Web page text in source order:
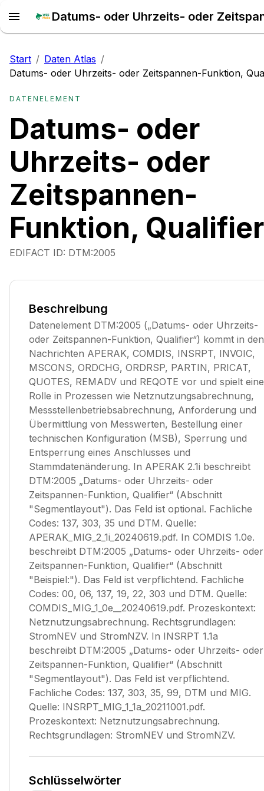
Start / Daten Atlas /
Datums- oder Uhrzeits- oder Zeitspannen-Funktion,
DATENELEMENT
Datums- oder
Uhrzeits- oder
Zeitspannen-
Funktion, Qualifier
EDIFACT ID: DTM:2005
Beschreibung
Datenelement DTM:2005 („Datums- oder Uhrzeits-
oder Zeitspannen-Funktion, Qualifier“) kommt in den
Nachrichten APERAK, COMDIS, INSRPT, INVOIC,
MSCONS, ORDCHG, ORDRSP, PARTIN, PRICAT,
QUOTES, REMADV und REQOTE vor und spielt eine
Rolle in Prozessen wie Netznutzungsabrechnung,
Messstellenbetriebsabrechnung, Anforderung und
Übermittlung von Messwerten, Bestellung einer
technischen Konfiguration (MSB), Sperrung und
Entsperrung eines Anschlusses und
Stammdatenänderung. In APERAK 2.1i beschreibt
DTM:2005 „Datums- oder Uhrzeits- oder
Zeitspannen-Funktion, Qualifier“ (Abschnitt
"Segmentlayout"). Das Feld ist optional. Fachliche
Codes: 137, 303, 35 und DTM. Quelle:
APERAK_MIG_2_1i_20240619.pdf. In COMDIS 1.0e.
beschreibt DTM:2005 „Datums- oder Uhrzeits- oder
Zeitspannen-Funktion, Qualifier“ (Abschnitt
"Beispiel:"). Das Feld ist verpflichtend. Fachliche
Codes: 00, 06, 137, 19, 22, 303 und DTM. Quelle:
COMDIS_MIG_1_0e__20240619.pdf. Prozeskontext:
Netznutzungsabrechnung. Rechtsgrundlagen:
StromNEV und StromNZV. In INSRPT 1.1a
beschreibt DTM:2005 „Datums- oder Uhrzeits- oder
Zeitspannen-Funktion, Qualifier“ (Abschnitt
"Segmentlayout"). Das Feld ist verpflichtend.
Fachliche Codes: 137, 303, 35, 99, DTM und MIG.
Quelle: INSRPT_MIG_1_1a_20211001.pdf.
Prozeskontext: Netznutzungsabrechnung.
Rechtsgrundlagen: StromNEV und StromNZV.
Schlüsselwörter